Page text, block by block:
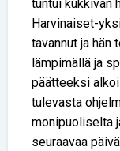
tuntui kukkivan
Harvinaiset-
tavannut ja
lämpimällä ja
päätteeksi
tulevasta
monipuoliselta
seuraavaa